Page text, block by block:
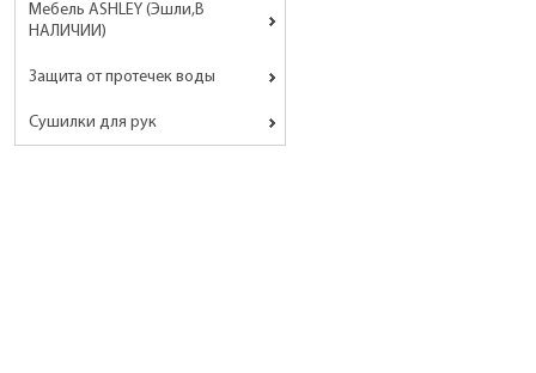
Мебель ASHLEY (Эшли,В
НАЛИЧИИ)
Защита от протечек воды
Сушилки для рук